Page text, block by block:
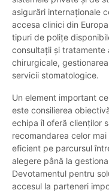
asigurări internaționale
accesa clinici din
tipuri de polițe
consultații și tratamente
chirurgicale,
servicii stomatologice.
Un element important
este consilierea
echipa îl oferă clienților
recomandarea celor
eficient pe parcursul
alegere până la
Devotamentul pentru
accesul la parteneri